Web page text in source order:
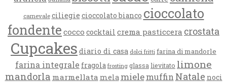
carnevale ciliegie cioccolato bianco cioccolato
fondente cocco cocktail crema pasticcera crostata
Cupcakes diario di casa dolci fritti farina di mandorle
farina integrale fragola frosting glassa lievitato limone
mandorla marmellata mela miele muffin Natale noci